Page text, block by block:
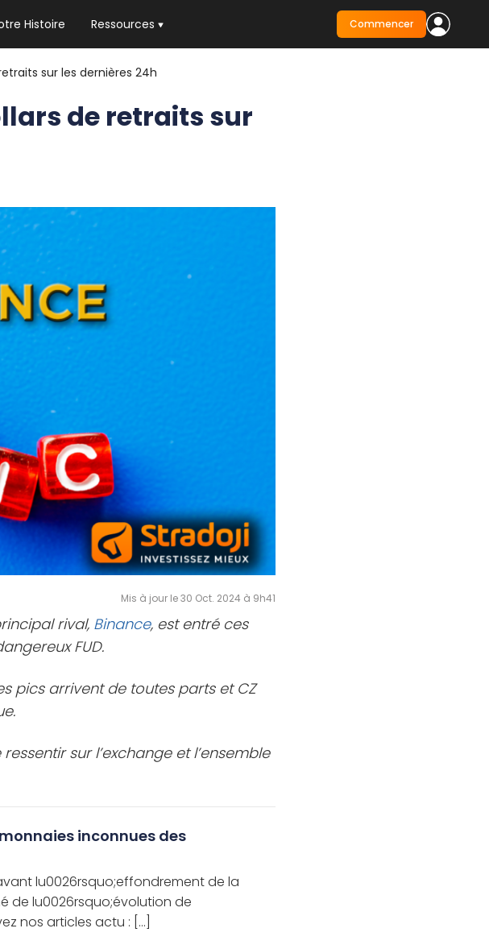
Histoire Ressources
vous avez besoin
Commencer
sur les dernières 24h
de retraits sur
Mis à jour le 30 Oct. 2024 à 9h41
rival, Binance, est entré ces
FUD.
pics arrivent de toutes parts et CZ
sur l’exchange et l’ensemble
inconnues des
lu0026rsquo;effondrement de la
de lu0026rsquo;évolution de
nos articles actu : […]